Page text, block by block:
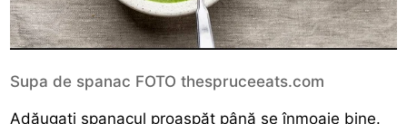
Supa de spanac FOTO thespruceeats.com
Adăugați spanacul proaspăt până se înmoaie bine.